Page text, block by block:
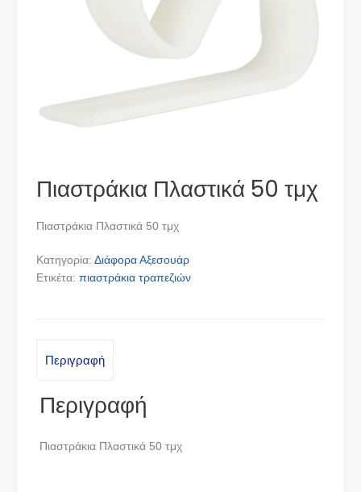
Πιαστράκια Πλαστικά 50 τμχ
Πιαστράκια Πλαστικά 50 τμχ
Κατηγορία: Διάφορα Αξεσουάρ
Ετικέτα: πιαστράκια τραπεζιών
Περιγραφή
Περιγραφή
Πιαστράκια Πλαστικά 50 τμχ